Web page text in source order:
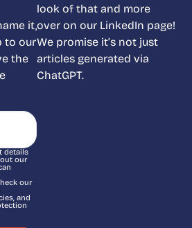
it,
to our
the
details
our
our
and
look of that and more
over on our LinkedIn page!
We promise it’s not just
articles generated via
ChatGPT.